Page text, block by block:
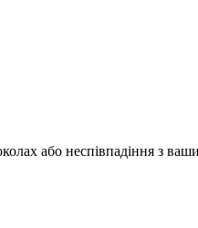
або неспівпадіння з